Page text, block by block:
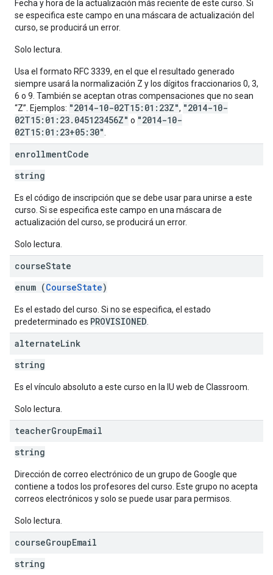
Fecha y hora de la actualización más reciente de este curso. Si
se especifica este campo en una máscara de actualización del
curso, se producirá un error.
Solo lectura.
Usa el formato RFC 3339, en el que el resultado generado
siempre usará la normalización Z y los dígitos fraccionarios 0, 3,
6 o 9. También se aceptan otras compensaciones que no sean
“Z”. Ejemplos: "2014-10-02T15:01:23Z", "2014-10-
02T15:01:23.045123456Z" o "2014-10-
02T15:01:23+05:30"
enrollmentCode
string
Es el código de inscripción que se debe usar para unirse a este
curso. Si se especifica este campo en una máscara de
actualización del curso, se producirá un error.
Solo lectura.
courseState
enum (CourseState)
Es el estado del curso. Si no se especifica, el estado
predeterminado es PROVISIONED
alternateLink
string
Es el vínculo absoluto a este curso en la IU web de Classroom.
Solo lectura.
teacherGroupEmail
string
Dirección de correo electrónico de un grupo de Google que
contiene a todos los profesores del curso. Este grupo no acepta
correos electrónicos y solo se puede usar para permisos.
Solo lectura.
courseGroupEmail
string